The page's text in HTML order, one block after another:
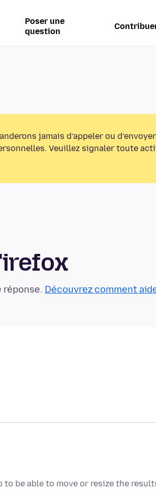
Poser une
question
jamais d’appeler ou
Veuillez signaler toute
réponse. Découvrez comment
to be able to move or resize the